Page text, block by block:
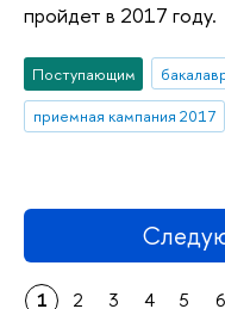
пройдет в 2017 году.
Поступающим
приемная кампания 2017
1 2 3 4 5 6